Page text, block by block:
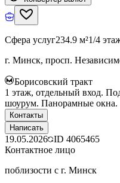
Сфера услуг234.9 м²1/4
г. Минск, просп.
Борисовский тракт
1 этаж, отдельный вход.
шоурум. Панорамные окна.
Контакты
Написать
19.05.2026 ID 4065465
Контактное лицо
поблизости с г. Минск